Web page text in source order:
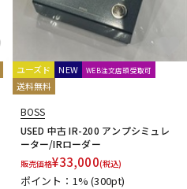
ユーズド NEW WEB注文店頭受取可
送料無料
BOSS
USED 中古 IR-200 アンプシミュレ
ーター/IRローダー
販売価格¥33,000(税込)
ポイント：1%(300pt)